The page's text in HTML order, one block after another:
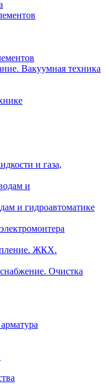
Вакуумная техника
и газа,
и
и гидроавтоматике
ЖКХ.
Очистка